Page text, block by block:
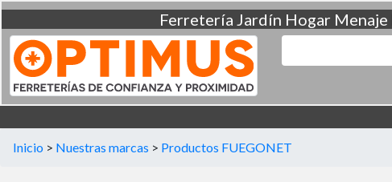
Ferretería Jardín Hogar Menaje
Inicio > Nuestras marcas > Productos FUEGONET